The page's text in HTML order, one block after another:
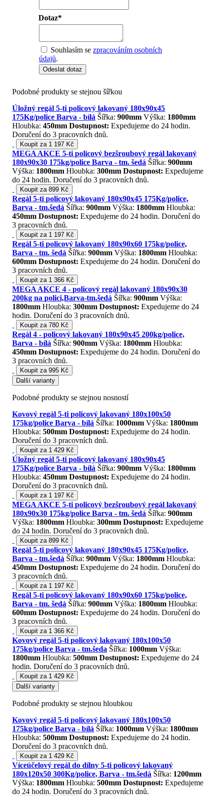
Dotaz*
Souhlasím se zpracováním osobních
údajů.
Odeslat dotaz
Podobné produkty se stejnou šířkou
Úložný regál 5-ti policový lakovaný 180x90x45
175Kg/police Barva - bílá Šířka:900mm Výška: 1800mm
Hloubka:450mm Dostupnost:Expedujeme do 24 hodin.
Doručení do 3 pracovních dnů.
Koupit za 1 197 Kč
MEGA AKCE 5-ti policový bezšroubový regál lakovaný
180x90x30 175kg/police Barva - tm. šedá Šířka:900mm
Výška: 1800mm Hloubka:300mm Dostupnost:Expedujeme
do 24 hodin. Doručení do 3 pracovních dnů.
Koupit za 899 Kč
Regál 5-ti policový lakovaný 180x90x45 175Kg/police,
Barva - tm.šedá Šířka:900mm Výška: 1800mm Hloubka:
450mm Dostupnost:Expedujeme do 24 hodin. Doručení do
3 pracovních dnů.
Koupit za 1 197 Kč
Regál 5-ti policový lakovaný 180x90x60 175kg/police,
Barva - tm. šedá Šířka:900mm Výška: 1800mm Hloubka:
600mm Dostupnost:Expedujeme do 24 hodin. Doručení do
3 pracovních dnů.
Koupit za 1 366 Kč
MEGA AKCE 4 - policový regál lakovaný 180x90x30
200kg na polici,Barva-tm.šedá Šířka:900mm Výška:
1800mm Hloubka:300mm Dostupnost:Expedujeme do 24
hodin. Doručení do 3 pracovních dnů.
Koupit za 780 Kč
Regál 4 - policový lakovaný 180x90x45 200kg/police,
Barva - bílá Šířka:900mm Výška: 1800mm Hloubka:
450mm Dostupnost:Expedujeme do 24 hodin. Doručení do
3 pracovních dnů.
Koupit za 995 Kč
Další varianty
Podobné produkty se stejnou nosností
Kovový regál 5-ti policový lakovaný 180x100x50
175kg/police Barva - bílá Šířka: 1000mm Výška: 1800mm
Hloubka:500mm Dostupnost:Expedujeme do 24 hodin.
Doručení do 3 pracovních dnů.
Koupit za 1 429 Kč
Úložný regál 5-ti policový lakovaný 180x90x45
175Kg/police Barva - bílá Šířka:900mm Výška: 1800mm
Hloubka:450mm Dostupnost:Expedujeme do 24 hodin.
Doručení do 3 pracovních dnů.
Koupit za 1 197 Kč
MEGA AKCE 5-ti policový bezšroubový regál lakovaný
180x90x30 175kg/police Barva - tm. šedá Šířka:900mm
Výška: 1800mm Hloubka:300mm Dostupnost:Expedujeme
do 24 hodin. Doručení do 3 pracovních dnů.
Koupit za 899 Kč
Regál 5-ti policový lakovaný 180x90x45 175Kg/police,
Barva - tm.šedá Šířka:900mm Výška: 1800mm Hloubka:
450mm Dostupnost:Expedujeme do 24 hodin. Doručení do
3 pracovních dnů.
Koupit za 1 197 Kč
Regál 5-ti policový lakovaný 180x90x60 175kg/police,
Barva - tm. šedá Šířka:900mm Výška: 1800mm Hloubka:
600mm Dostupnost:Expedujeme do 24 hodin. Doručení do
3 pracovních dnů.
Koupit za 1 366 Kč
Kovový regál 5-ti policový lakovaný 180x100x50
175kg/police Barva - tm.šeda Šířka: 1000mm Výška:
1800mm Hloubka:500mm Dostupnost:Expedujeme do 24
hodin. Doručení do 3 pracovních dnů.
Koupit za 1 429 Kč
Další varianty
Podobné produkty se stejnou hloubkou
Kovový regál 5-ti policový lakovaný 180x100x50
175kg/police Barva - bílá Šířka: 1000mm Výška: 1800mm
Hloubka:500mm Dostupnost:Expedujeme do 24 hodin.
Doručení do 3 pracovních dnů.
Koupit za 1 429 Kč
Víceúčelový regál do dílny 5-ti policový lakovaný
180x120x50 300Kg/police, Barva - tm.šedá Šířka: 1200mm
Výška: 1800mm Hloubka:500mm Dostupnost:Expedujeme
do 24 hodin. Doručení do 3 pracovních dnů.